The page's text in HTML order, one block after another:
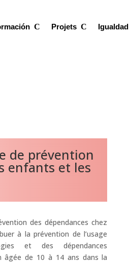
Projets Igualdad
de prévention
enfants et les
des dépendances chez
à la prévention de l’usage
et des dépendances
âgée de 10 à 14 ans dans la